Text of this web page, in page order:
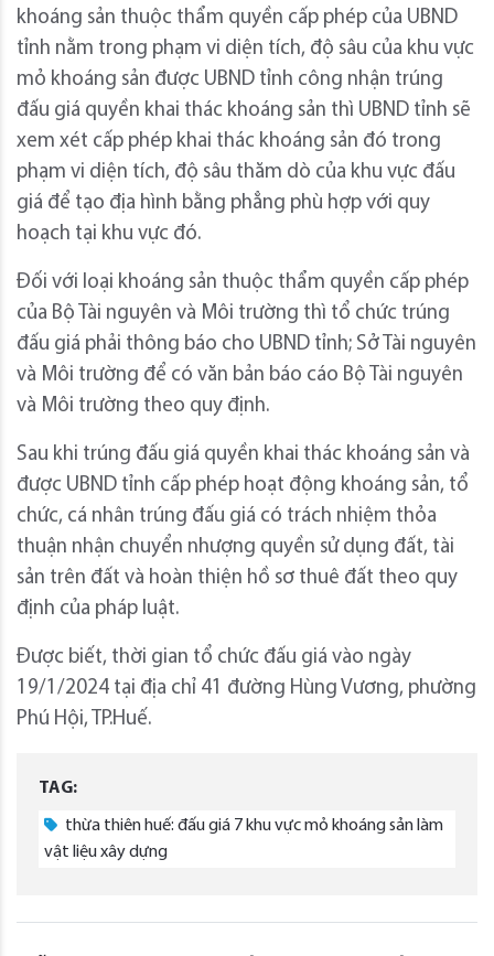
khoáng sản thuộc thẩm quyền cấp phép của UBND
tỉnh nằm trong phạm vi diện tích, độ sâu của khu vực
mỏ khoáng sản được UBND tỉnh công nhận trúng
đấu giá quyền khai thác khoáng sản thì UBND tỉnh sẽ
xem xét cấp phép khai thác khoáng sản đó trong
phạm vi diện tích, độ sâu thăm dò của khu vực đấu
giá để tạo địa hình bằng phẳng phù hợp với quy
hoạch tại khu vực đó.
Đối với loại khoáng sản thuộc thẩm quyền cấp phép
của Bộ Tài nguyên và Môi trường thì tổ chức trúng
đấu giá phải thông báo cho UBND tỉnh; Sở Tài nguyên
và Môi trường để có văn bản báo cáo Bộ Tài nguyên
và Môi trường theo quy định.
Sau khi trúng đấu giá quyền khai thác khoáng sản và
được UBND tỉnh cấp phép hoạt động khoáng sản, tổ
chức, cá nhân trúng đấu giá có trách nhiệm thỏa
thuận nhận chuyển nhượng quyền sử dụng đất, tài
sản trên đất và hoàn thiện hồ sơ thuê đất theo quy
định của pháp luật.
Được biết, thời gian tổ chức đấu giá vào ngày
19/1/2024 tại địa chỉ 41 đường Hùng Vương, phường
Phú Hội, TP.Huế.
TAG:
thừa thiên huế: đấu giá 7 khu vực mỏ khoáng sản làm
vật liệu xây dựng